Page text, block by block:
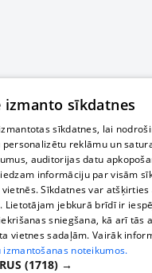
sīkdatnes
sīkdatnes, lai
reklāmu un
auditorijas datu
informāciju par visām
Sīkdatnes var
Lietotājam jebkurā brīdī ir
sniegšana, kā arī tās
vietnes sadaļām. Vairāk
izmantošanas noteikumos.
(1718) →